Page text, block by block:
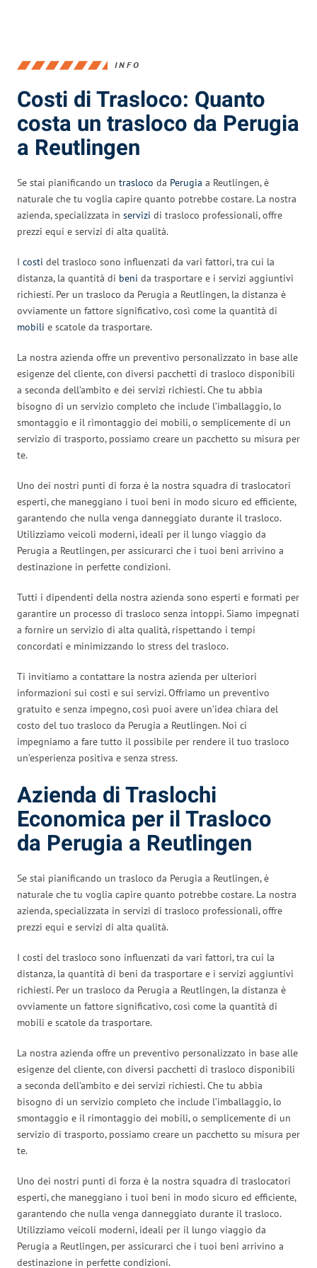
INFO
Costi di Trasloco: Quanto
costa un trasloco da Perugia
a Reutlingen
Se stai pianificando un trasloco da Perugia a Reutlingen, è
naturale che tu voglia capire quanto potrebbe costare. La nostra
azienda, specializzata in servizi di trasloco professionali, offre
prezzi equi e servizi di alta qualità.
I costi del trasloco sono influenzati da vari fattori, tra cui la
distanza, la quantità di beni da trasportare e i servizi aggiuntivi
richiesti. Per un trasloco da Perugia a Reutlingen, la distanza è
ovviamente un fattore significativo, così come la quantità di
mobili e scatole da trasportare.
La nostra azienda offre un preventivo personalizzato in base alle
esigenze del cliente, con diversi pacchetti di trasloco disponibili
a seconda dell’ambito e dei servizi richiesti. Che tu abbia
bisogno di un servizio completo che include l’imballaggio, lo
smontaggio e il rimontaggio dei mobili, o semplicemente di un
servizio di trasporto, possiamo creare un pacchetto su misura per
te.
Uno dei nostri punti di forza è la nostra squadra di traslocatori
esperti, che maneggiano i tuoi beni in modo sicuro ed efficiente,
garantendo che nulla venga danneggiato durante il trasloco.
Utilizziamo veicoli moderni, ideali per il lungo viaggio da
Perugia a Reutlingen, per assicurarci che i tuoi beni arrivino a
destinazione in perfette condizioni.
Tutti i dipendenti della nostra azienda sono esperti e formati per
garantire un processo di trasloco senza intoppi. Siamo impegnati
a fornire un servizio di alta qualità, rispettando i tempi
concordati e minimizzando lo stress del trasloco.
Ti invitiamo a contattare la nostra azienda per ulteriori
informazioni sui costi e sui servizi. Offriamo un preventivo
gratuito e senza impegno, così puoi avere un’idea chiara del
costo del tuo trasloco da Perugia a Reutlingen. Noi ci
impegniamo a fare tutto il possibile per rendere il tuo trasloco
un’esperienza positiva e senza stress.
Azienda di Traslochi
Economica per il Trasloco
da Perugia a Reutlingen
Se stai pianificando un trasloco da Perugia a Reutlingen, è
naturale che tu voglia capire quanto potrebbe costare. La nostra
azienda, specializzata in servizi di trasloco professionali, offre
prezzi equi e servizi di alta qualità.
I costi del trasloco sono influenzati da vari fattori, tra cui la
distanza, la quantità di beni da trasportare e i servizi aggiuntivi
richiesti. Per un trasloco da Perugia a Reutlingen, la distanza è
ovviamente un fattore significativo, così come la quantità di
mobili e scatole da trasportare.
La nostra azienda offre un preventivo personalizzato in base alle
esigenze del cliente, con diversi pacchetti di trasloco disponibili
a seconda dell’ambito e dei servizi richiesti. Che tu abbia
bisogno di un servizio completo che include l’imballaggio, lo
smontaggio e il rimontaggio dei mobili, o semplicemente di un
servizio di trasporto, possiamo creare un pacchetto su misura per
te.
Uno dei nostri punti di forza è la nostra squadra di traslocatori
esperti, che maneggiano i tuoi beni in modo sicuro ed efficiente,
garantendo che nulla venga danneggiato durante il trasloco.
Utilizziamo veicoli moderni, ideali per il lungo viaggio da
Perugia a Reutlingen, per assicurarci che i tuoi beni arrivino a
destinazione in perfette condizioni.